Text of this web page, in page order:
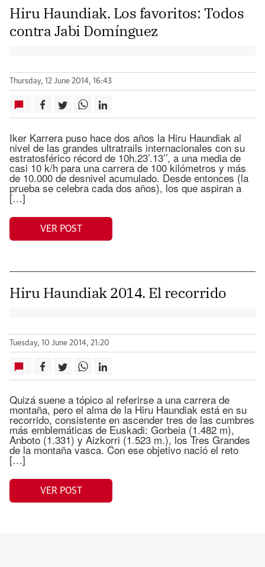
Hiru Haundiak. Los favoritos: Todos
contra Jabi Domínguez
Thursday, 12 June 2014, 16:43
Iker Karrera puso hace dos años la Hiru Haundiak al
nivel de las grandes ultratrails internacionales con su
estratosférico récord de 10h.23’.13’’, a una media de
casi 10 k/h para una carrera de 100 kilómetros y más
de 10.000 de desnivel acumulado. Desde entonces (la
prueba se celebra cada dos años), los que aspiran a
[…]
VER POST
Hiru Haundiak 2014. El recorrido
Tuesday, 10 June 2014, 21:20
Quizá suene a tópico al referirse a una carrera de
montaña, pero el alma de la Hiru Haundiak está en su
recorrido, consistente en ascender tres de las cumbres
más emblemáticas de Euskadi: Gorbeia (1.482 m),
Anboto (1.331) y Aizkorri (1.523 m.), los Tres Grandes
de la montaña vasca. Con ese objetivo nació el reto
[…]
VER POST